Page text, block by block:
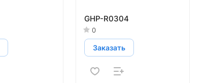
GHP-R0304
0
Заказать